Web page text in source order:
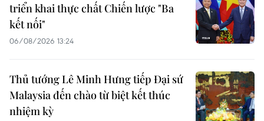
triển khai thực chất Chiến lược "Ba
kết nối"
06/08/2026 13:24
Thủ tướng Lê Minh Hưng tiếp Đại sứ
Malaysia đến chào từ biệt kết thúc
nhiệm kỳ